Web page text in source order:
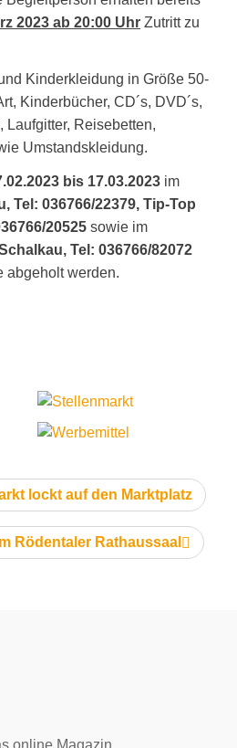
2023 ab 20:00 Uhr Zutritt zu
Kinderkleidung in Größe 50-
Kinderbücher, CD´s, DVD´s,
Laufgitter, Reisebetten,
Umstandskleidung.
bis 17.03.2023 im
Tel: 036766/22379, Tip-Top
20525 sowie im
Tel: 036766/82072
abgeholt werden.
lockt auf den Marktplatz
Rödentaler Rathaussaal
online Magazin